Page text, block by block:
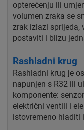
opterećenju ili
volumen zraka se
zrak izlazi sprijeda,
postaviti i blizu
Rashladni krug
Rashladni krug je
napunjen s R32 ili
komponente:
električni ventili i
istovremeno hladiti